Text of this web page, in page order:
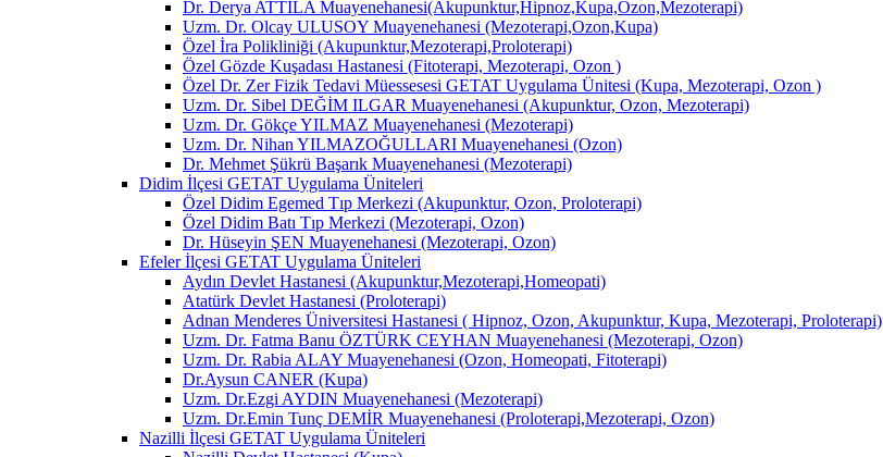
Dr. Derya ATTİLA Muayenehanesi(Akupunktur,Hipnoz,Kupa,Ozon,Mezoterapi)
Uzm. Dr. Olcay ULUSOY Muayenehanesi (Mezoterapi,Ozon,Kupa)
Özel İra Polikliniği (Akupunktur,Mezoterapi,Proloterapi)
Özel Gözde Kuşadası Hastanesi (Fitoterapi, Mezoterapi, Ozon )
Özel Dr. Zer Fizik Tedavi Müessesesi GETAT Uygulama Ünitesi (Kupa, Mezoterapi, Ozon )
Uzm. Dr. Sibel DEĞİM ILGAR Muayenehanesi (Akupunktur, Ozon, Mezoterapi)
Uzm. Dr. Gökçe YILMAZ Muayenehanesi (Mezoterapi)
Uzm. Dr. Nihan YILMAZOĞULLARI Muayenehanesi (Ozon)
Dr. Mehmet Şükrü Başarık Muayenehanesi (Mezoterapi)
Didim İlçesi GETAT Uygulama Üniteleri
Özel Didim Egemed Tıp Merkezi (Akupunktur, Ozon, Proloterapi)
Özel Didim Batı Tıp Merkezi (Mezoterapi, Ozon)
Dr. Hüseyin ŞEN Muayenehanesi (Mezoterapi, Ozon)
Efeler İlçesi GETAT Uygulama Üniteleri
Aydın Devlet Hastanesi (Akupunktur,Mezoterapi,Homeopati)
Atatürk Devlet Hastanesi (Proloterapi)
Adnan Menderes Üniversitesi Hastanesi ( Hipnoz, Ozon, Akupunktur, Kupa, Mezoterapi, Proloterapi)
Uzm. Dr. Fatma Banu ÖZTÜRK CEYHAN Muayenehanesi (Mezoterapi, Ozon)
Uzm. Dr. Rabia ALAY Muayenehanesi (Ozon, Homeopati, Fitoterapi)
Dr.Aysun CANER (Kupa)
Uzm. Dr.Ezgi AYDIN Muayenehanesi (Mezoterapi)
Uzm. Dr.Emin Tunç DEMİR Muayenehanesi (Proloterapi,Mezoterapi, Ozon)
Nazilli İlçesi GETAT Uygulama Üniteleri